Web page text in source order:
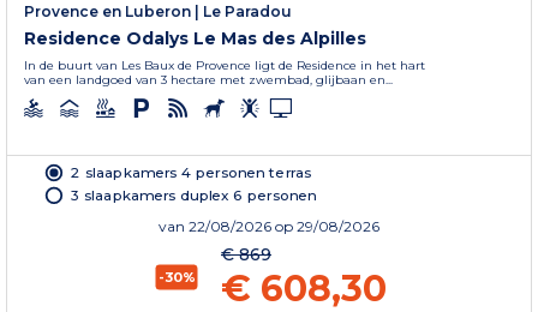
Provence en Luberon | Le Paradou
Residence Odalys Le Mas des Alpilles
In de buurt van Les Baux de Provence ligt de Residence in het hart
van een landgoed van 3 hectare met zwembad, glijbaan en...
2 slaapkamers 4 personen terras
3 slaapkamers duplex 6 personen
van 22/08/2026 op 29/08/2026
-30%
€ 869
€ 608,30